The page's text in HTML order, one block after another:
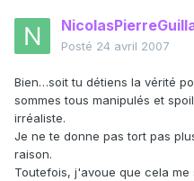
Posté 24 avril 2007
Bien…soit tu détiens la vérité
sommes tous manipulés et
irréaliste.
Je ne te donne pas tort pas
raison.
Toutefois, j'avoue que cela